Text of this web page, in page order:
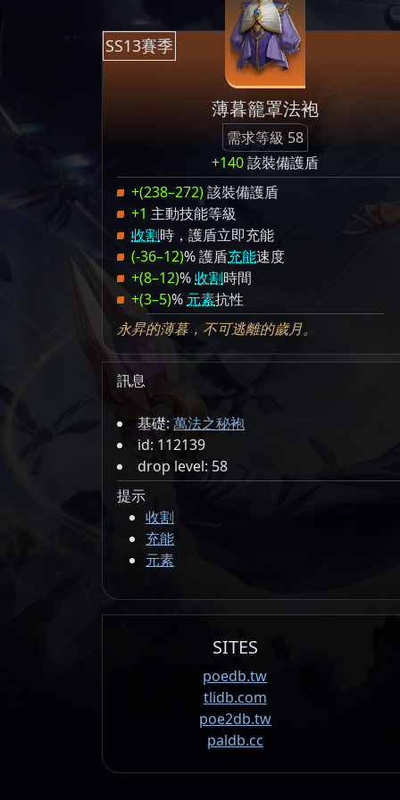
SS13賽季
薄暮籠罩法袍
需求等級 58
+140該裝備護盾
+(238–272)該裝備護盾
+1 主動技能等級
收割時，護盾立即充能
(-36–12)% 護盾充能速度
+(8–12)%收割時間
+(3–5)% 元素抗性
永昇的薄暮，不可逃離的歲月。
訊息
基礎: 萬法之秘袍
id: 112139
drop level: 58
提示
收割
充能
元素
SITES
poedb.tw
tlidb.com
poe2db.tw
paldb.cc